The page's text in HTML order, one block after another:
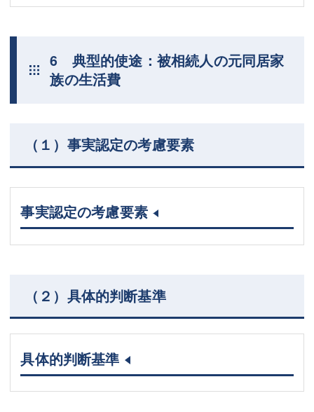
6 典型的使途：被相続人の元同居家
族の生活費
（１）事実認定の考慮要素
事実認定の考慮要素
（２）具体的判断基準
具体的判断基準